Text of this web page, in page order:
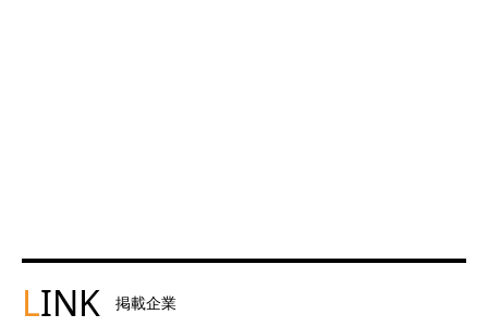
LINK 掲載企業